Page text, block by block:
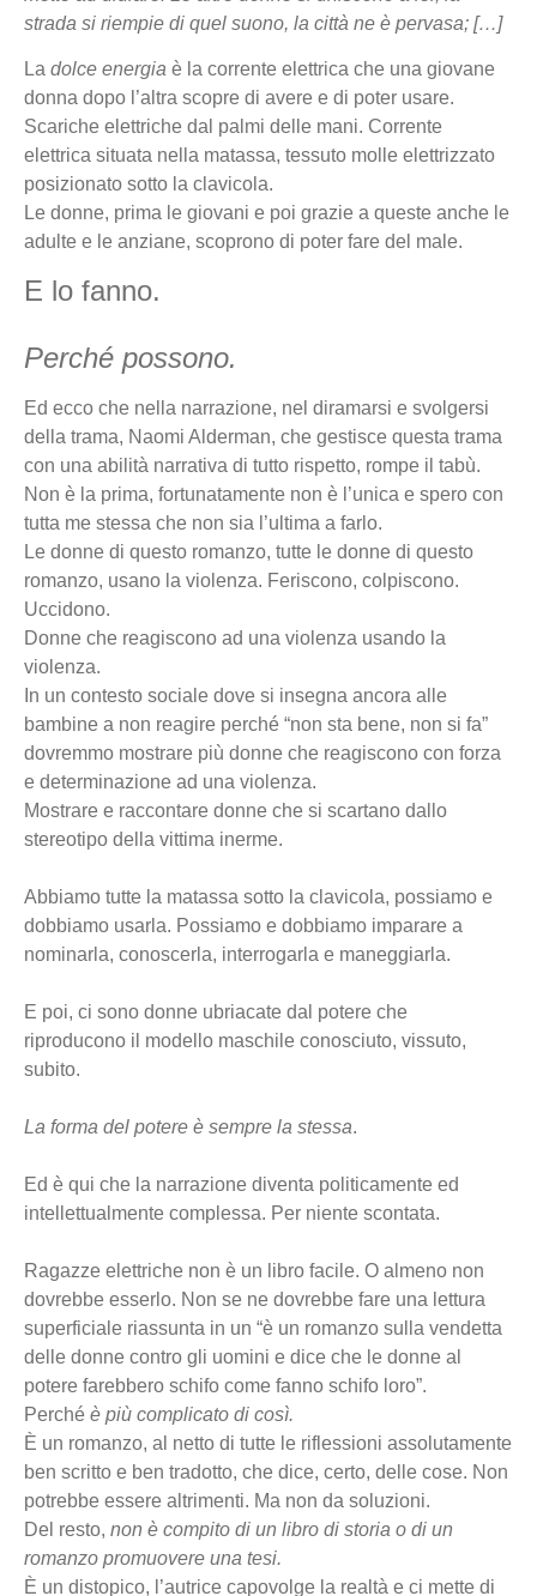
strada si riempie di quel suono, la città ne è pervasa; […]
La dolce energia è la corrente elettrica che una giovane
donna dopo l’altra scopre di avere e di poter usare.
Scariche elettriche dal palmi delle mani. Corrente
elettrica situata nella matassa, tessuto molle elettrizzato
posizionato sotto la clavicola.
Le donne, prima le giovani e poi grazie a queste anche le
adulte e le anziane, scoprono di poter fare del male.
E lo fanno.
Perché possono.
Ed ecco che nella narrazione, nel diramarsi e svolgersi
della trama, Naomi Alderman, che gestisce questa trama
con una abilità narrativa di tutto rispetto, rompe il tabù.
Non è la prima, fortunatamente non è l’unica e spero con
tutta me stessa che non sia l’ultima a farlo.
Le donne di questo romanzo, tutte le donne di questo
romanzo, usano la violenza. Feriscono, colpiscono.
Uccidono.
Donne che reagiscono ad una violenza usando la
violenza.
In un contesto sociale dove si insegna ancora alle
bambine a non reagire perché “non sta bene, non si fa”
dovremmo mostrare più donne che reagiscono con forza
e determinazione ad una violenza.
Mostrare e raccontare donne che si scartano dallo
stereotipo della vittima inerme.
Abbiamo tutte la matassa sotto la clavicola, possiamo e
dobbiamo usarla. Possiamo e dobbiamo imparare a
nominarla, conoscerla, interrogarla e maneggiarla.
E poi, ci sono donne ubriacate dal potere che
riproducono il modello maschile conosciuto, vissuto,
subito.
La forma del potere è sempre la stessa.
Ed è qui che la narrazione diventa politicamente ed
intellettualmente complessa. Per niente scontata.
Ragazze elettriche non è un libro facile. O almeno non
dovrebbe esserlo. Non se ne dovrebbe fare una lettura
superficiale riassunta in un “è un romanzo sulla vendetta
delle donne contro gli uomini e dice che le donne al
potere farebbero schifo come fanno schifo loro”.
Perché è più complicato di così.
È un romanzo, al netto di tutte le riflessioni assolutamente
ben scritto e ben tradotto, che dice, certo, delle cose. Non
potrebbe essere altrimenti. Ma non da soluzioni.
Del resto, non è compito di un libro di storia o di un
romanzo promuovere una tesi.
È un distopico, l’autrice capovolge la realtà e ci mette di